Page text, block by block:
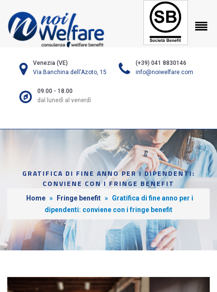
Venezia (VE)
Via Banchina dell'Azoto, 15
(+39) 041 8830146
info@noiwelfare.com
09.00 - 18.00
dal lunedì al venerdì
GRATIFICA DI FINE ANNO PER I DIPENDENTI:
CONVIENE CON I FRINGE BENEFIT
Home » Fringe benefit » Gratifica di fine anno per i
dipendenti: conviene con i fringe benefit